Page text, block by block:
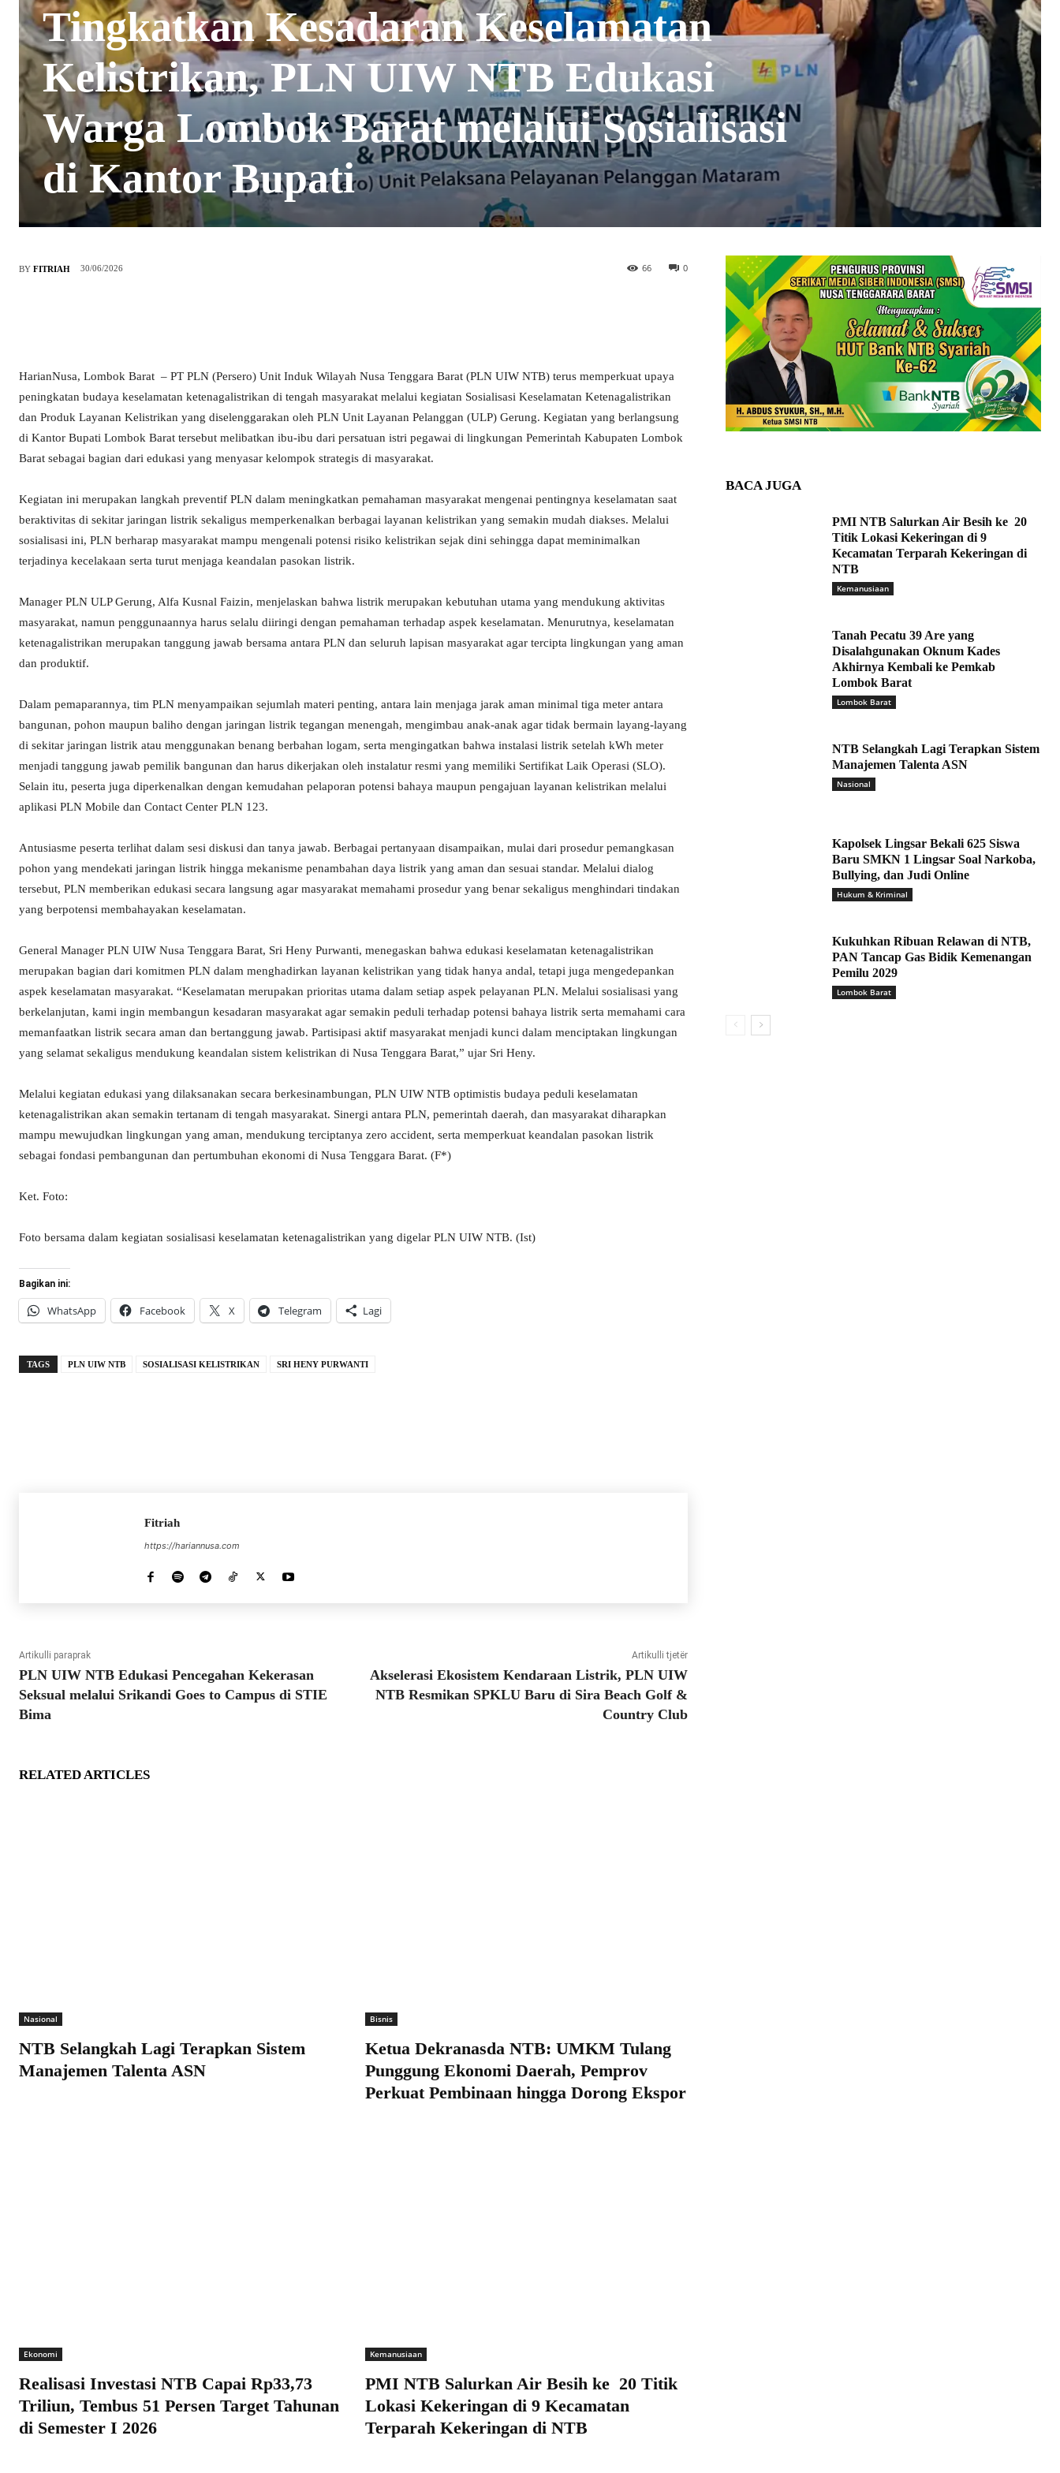
Tingkatkan Kesadaran Keselamatan
Kelistrikan, PLN UIW NTB Edukasi
Warga Lombok Barat melalui Sosialisasi
di Kantor Bupati
BY FITRIAH 30/06/2026 0
66
HarianNusa, Lombok Barat – PT PLN (Persero) Unit Induk Wilayah Nusa Tenggara Barat (PLN UIW NTB) terus memperkuat upaya
peningkatan budaya keselamatan ketenagalistrikan di tengah masyarakat melalui kegiatan Sosialisasi Keselamatan Ketenagalistrikan
dan Produk Layanan Kelistrikan yang diselenggarakan oleh PLN Unit Layanan Pelanggan (ULP) Gerung. Kegiatan yang berlangsung
di Kantor Bupati Lombok Barat tersebut melibatkan ibu-ibu dari persatuan istri pegawai di lingkungan Pemerintah Kabupaten Lombok
Barat sebagai bagian dari edukasi yang menyasar kelompok strategis di masyarakat.
Kegiatan ini merupakan langkah preventif PLN dalam meningkatkan pemahaman masyarakat mengenai pentingnya keselamatan saat
beraktivitas di sekitar jaringan listrik sekaligus memperkenalkan berbagai layanan kelistrikan yang semakin mudah diakses. Melalui
sosialisasi ini, PLN berharap masyarakat mampu mengenali potensi risiko kelistrikan sejak dini sehingga dapat meminimalkan
terjadinya kecelakaan serta turut menjaga keandalan pasokan listrik.
Manager PLN ULP Gerung, Alfa Kusnal Faizin, menjelaskan bahwa listrik merupakan kebutuhan utama yang mendukung aktivitas
masyarakat, namun penggunaannya harus selalu diiringi dengan pemahaman terhadap aspek keselamatan. Menurutnya, keselamatan
ketenagalistrikan merupakan tanggung jawab bersama antara PLN dan seluruh lapisan masyarakat agar tercipta lingkungan yang aman
dan produktif.
Dalam pemaparannya, tim PLN menyampaikan sejumlah materi penting, antara lain menjaga jarak aman minimal tiga meter antara
bangunan, pohon maupun baliho dengan jaringan listrik tegangan menengah, mengimbau anak-anak agar tidak bermain layang-layang
di sekitar jaringan listrik atau menggunakan benang berbahan logam, serta mengingatkan bahwa instalasi listrik setelah kWh meter
menjadi tanggung jawab pemilik bangunan dan harus dikerjakan oleh instalatur resmi yang memiliki Sertifikat Laik Operasi (SLO).
Selain itu, peserta juga diperkenalkan dengan kemudahan pelaporan potensi bahaya maupun pengajuan layanan kelistrikan melalui
aplikasi PLN Mobile dan Contact Center PLN 123.
Antusiasme peserta terlihat dalam sesi diskusi dan tanya jawab. Berbagai pertanyaan disampaikan, mulai dari prosedur pemangkasan
pohon yang mendekati jaringan listrik hingga mekanisme penambahan daya listrik yang aman dan sesuai standar. Melalui dialog
tersebut, PLN memberikan edukasi secara langsung agar masyarakat memahami prosedur yang benar sekaligus menghindari tindakan
yang berpotensi membahayakan keselamatan.
General Manager PLN UIW Nusa Tenggara Barat, Sri Heny Purwanti, menegaskan bahwa edukasi keselamatan ketenagalistrikan
merupakan bagian dari komitmen PLN dalam menghadirkan layanan kelistrikan yang tidak hanya andal, tetapi juga mengedepankan
aspek keselamatan masyarakat. “Keselamatan merupakan prioritas utama dalam setiap aspek pelayanan PLN. Melalui sosialisasi yang
berkelanjutan, kami ingin membangun kesadaran masyarakat agar semakin peduli terhadap potensi bahaya listrik serta memahami cara
memanfaatkan listrik secara aman dan bertanggung jawab. Partisipasi aktif masyarakat menjadi kunci dalam menciptakan lingkungan
yang selamat sekaligus mendukung keandalan sistem kelistrikan di Nusa Tenggara Barat,” ujar Sri Heny.
Melalui kegiatan edukasi yang dilaksanakan secara berkesinambungan, PLN UIW NTB optimistis budaya peduli keselamatan
ketenagalistrikan akan semakin tertanam di tengah masyarakat. Sinergi antara PLN, pemerintah daerah, dan masyarakat diharapkan
mampu mewujudkan lingkungan yang aman, mendukung terciptanya zero accident, serta memperkuat keandalan pasokan listrik
sebagai fondasi pembangunan dan pertumbuhan ekonomi di Nusa Tenggara Barat. (F*)
Ket. Foto:
Foto bersama dalam kegiatan sosialisasi keselamatan ketenagalistrikan yang digelar PLN UIW NTB. (Ist)
Bagikan ini:
WhatsApp Facebook X Telegram Lagi
TAGS PLN UIW NTB SOSIALISASI KELISTRIKAN SRI HENY PURWANTI
Fitriah
https://hariannusa.com
Artikulli paraprak
PLN UIW NTB Edukasi Pencegahan Kekerasan
Seksual melalui Srikandi Goes to Campus di STIE
Bima
Artikulli tjetër
Akselerasi Ekosistem Kendaraan Listrik, PLN UIW
NTB Resmikan SPKLU Baru di Sira Beach Golf &
Country Club
RELATED ARTICLES
Nasional
NTB Selangkah Lagi Terapkan Sistem
Manajemen Talenta ASN
Bisnis
Ketua Dekranasda NTB: UMKM Tulang
Punggung Ekonomi Daerah, Pemprov
Perkuat Pembinaan hingga Dorong Ekspor
Ekonomi
Realisasi Investasi NTB Capai Rp33,73
Triliun, Tembus 51 Persen Target Tahunan
di Semester I 2026
Kemanusiaan
PMI NTB Salurkan Air Besih ke 20 Titik
Lokasi Kekeringan di 9 Kecamatan
Terparah Kekeringan di NTB
BACA JUGA
PMI NTB Salurkan Air Besih ke 20
Titik Lokasi Kekeringan di 9
Kecamatan Terparah Kekeringan di
NTB
Kemanusiaan
Tanah Pecatu 39 Are yang
Disalahgunakan Oknum Kades
Akhirnya Kembali ke Pemkab
Lombok Barat
Lombok Barat
NTB Selangkah Lagi Terapkan Sistem
Manajemen Talenta ASN
Nasional
Kapolsek Lingsar Bekali 625 Siswa
Baru SMKN 1 Lingsar Soal Narkoba,
Bullying, dan Judi Online
Hukum & Kriminal
Kukuhkan Ribuan Relawan di NTB,
PAN Tancap Gas Bidik Kemenangan
Pemilu 2029
Lombok Barat